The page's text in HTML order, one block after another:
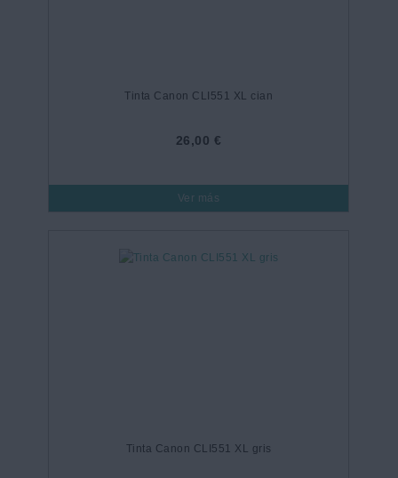
Tinta Canon CLI551 XL cian
26,00 €
Ver más
Tinta Canon CLI551 XL gris